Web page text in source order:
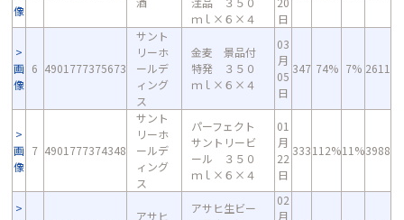
像
ｍｌ×６×４
日
画
像
6 4901777375673
サント
リーホ
ールデ
ィング
ス
金麦 景品付
特発 ３５０
ｍｌ×６×４
03
月
05
日
347 74% 7% 2611
画
像
7 4901777374348
サント
リーホ
ールデ
ィング
ス
パーフェクト
サントリービ
ール ３５０
ｍｌ×６×４
01
月
22
日
333112%11%3988
アサヒ
アサヒ生ビー
02
月